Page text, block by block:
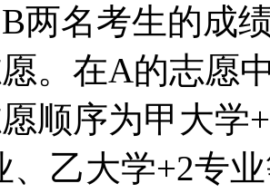
两名考生的成
。在A的志愿
顺序为甲大学
、乙大学+2专